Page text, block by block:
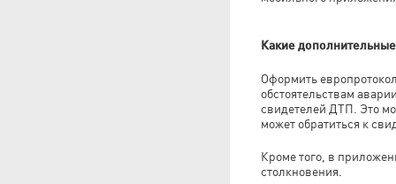
Какие
Оформить
обстоятельствам
свидетелей ДТП. Это
может обратиться к
Кроме того, в
столкновения.